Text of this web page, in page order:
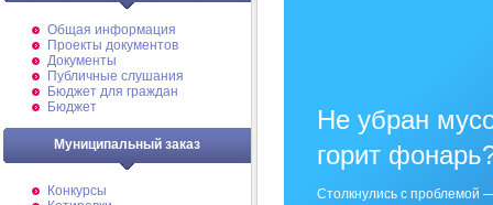
Общая информация
Проекты документов
Документы
Публичные слушания
Бюджет для граждан
Бюджет
Муниципальный заказ
Конкурсы
Не убран
горит
Столкнулись с проблемой